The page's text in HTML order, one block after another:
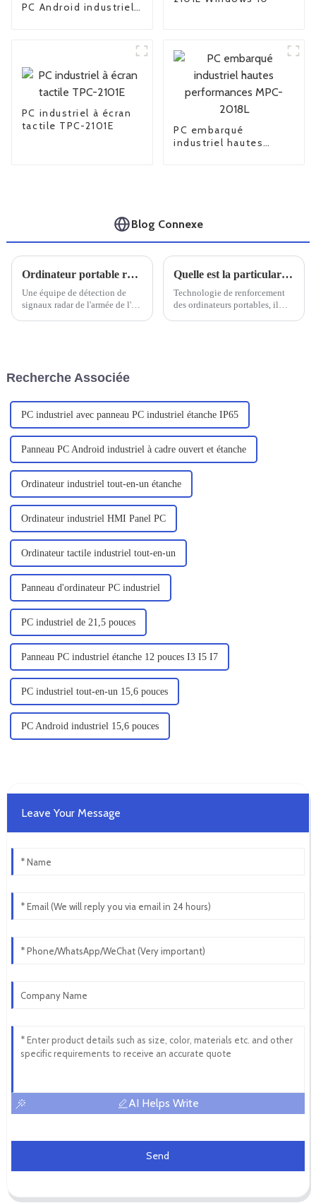
PC Android industriel
PC industriel à écran
tactile TPC-2101E
PC embarqué
industriel hautes
Blog Connexe
Ordinateur portable robuste Univitech C159 pour le système de détection EMR
Une équipe de détection de
signaux radar de l'armée de l'air
Quelle est la particularité d'un ordinateur portable doté de trois renforts de défense
Technologie de renforcement
des ordinateurs portables, il
site, un...
Recherche Associée
PC industriel avec panneau PC industriel étanche IP65
Panneau PC Android industriel à cadre ouvert et étanche
Ordinateur industriel tout-en-un étanche
Ordinateur industriel HMI Panel PC
Ordinateur tactile industriel tout-en-un
Panneau d'ordinateur PC industriel
PC industriel de 21,5 pouces
Panneau PC industriel étanche 12 pouces I3 I5 I7
PC industriel tout-en-un 15,6 pouces
PC Android industriel 15,6 pouces
Leave Your Message
AI Helps Write
Send